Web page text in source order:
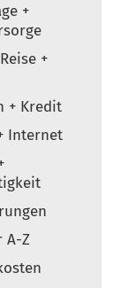
+
+
+ Kredit
Internet
A-Z